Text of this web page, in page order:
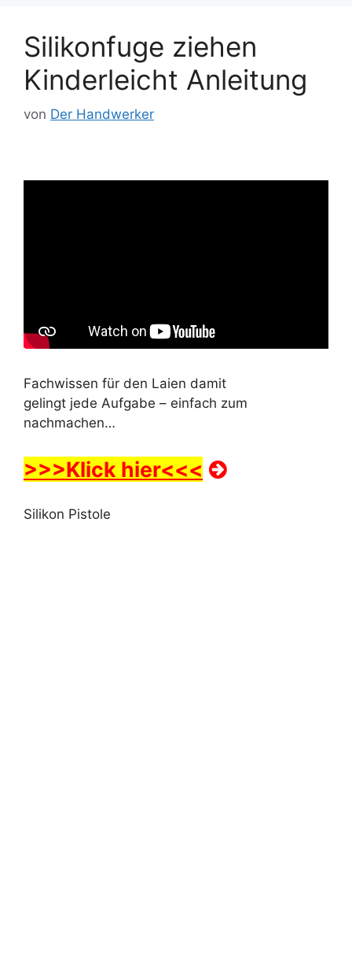
Silikonfuge ziehen
Kinderleicht Anleitung
von Der Handwerker
Fachwissen für den Laien damit
gelingt jede Aufgabe – einfach zum
nachmachen…
>>>Klick hier<<<
Silikon Pistole